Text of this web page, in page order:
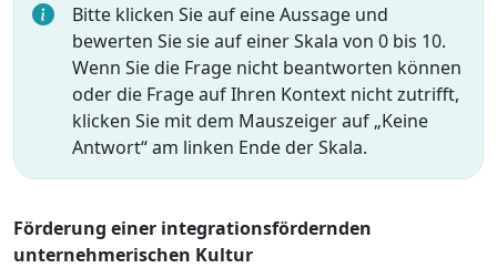
Bitte klicken Sie auf eine Aussage und
bewerten Sie sie auf einer Skala von 0 bis 10.
Wenn Sie die Frage nicht beantworten können
oder die Frage auf Ihren Kontext nicht zutrifft,
klicken Sie mit dem Mauszeiger auf „Keine
Antwort“ am linken Ende der Skala.
Förderung einer integrationsfördernden
unternehmerischen Kultur